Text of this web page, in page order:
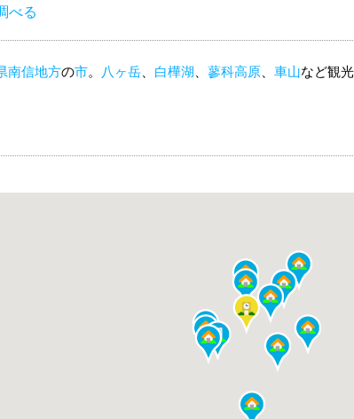
べる
南信地方の市。 八ヶ岳、 白樺湖、 蓼科高原、 車山など観